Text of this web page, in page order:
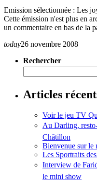
Emission sélectionnée : Les
Cette émission n'est plus en
un commentaire en bas de la
today26 novembre 2008
Rechercher
Articles
Voir le jeu TV
Au Darling,
Châtillon
Bienvenue sur le
Les Sportraits
Interview de
le mini show